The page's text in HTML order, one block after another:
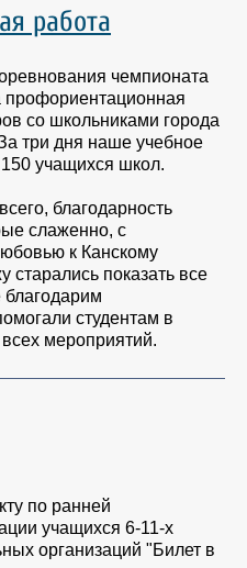
работа
чемпионата
профориентационная
со школьниками города
три дня наше учебное
учащихся школ.
благодарность
слаженно, с
к Канскому
старались показать все
студентам в
мероприятий.
по ранней
учащихся 6-11-х
организаций "Билет в